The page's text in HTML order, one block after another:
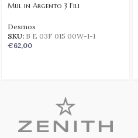
Mul in Argento 3 Fili
Desmos
SKU: B E 03F 015 00W-1-1
€62,00